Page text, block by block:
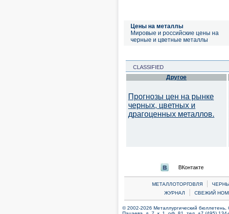
Цены на металлы
Мировые и российские цены на
черные и цветные металлы
CLASSIFIED
Другое
Прогнозы цен на рынке
черных, цветных и
драгоценных металлов.
ВКонтакте
МЕТАЛЛОТОРГОВЛЯ |
ЖУРНАЛ
| СВЕЖИЙ
© 2002-2026 Металлургический